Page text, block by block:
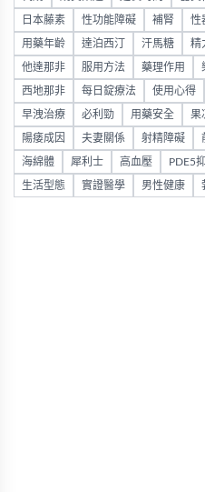
日本藤素 性功能障礙 補腎 性
用藥年齡 達泊西汀 汗馬糖 精
他達那非 服用方法 藥理作用
西地那非 每日錠療法 使用心得
早洩治療 必利勁 用藥安全 果
陽痿成因 夫妻關係 射精障礙
海綿體 犀利士 高血壓 PDE5
生活型態 實證醫學 男性健康